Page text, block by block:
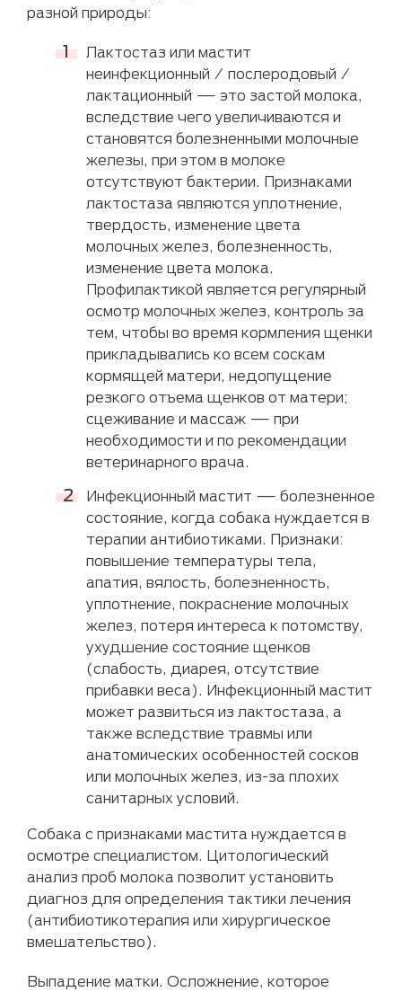
разной природы:
Лактостаз или мастит
неинфекционный / послеродовый /
лактационный — это застой молока,
вследствие чего увеличиваются и
становятся болезненными молочные
железы, при этом в молоке
отсутствуют бактерии. Признаками
лактостаза являются уплотнение,
твердость, изменение цвета
молочных желез, болезненность,
изменение цвета молока.
Профилактикой является регулярный
осмотр молочных желез, контроль за
тем, чтобы во время кормления щенки
прикладывались ко всем соскам
кормящей матери, недопущение
резкого отъема щенков от матери;
сцеживание и массаж — при
необходимости и по рекомендации
ветеринарного врача.
Инфекционный мастит — болезненное
состояние, когда собака нуждается в
терапии антибиотиками. Признаки:
повышение температуры тела,
апатия, вялость, болезненность,
уплотнение, покраснение молочных
желез, потеря интереса к потомству,
ухудшение состояние щенков
(слабость, диарея, отсутствие
прибавки веса). Инфекционный мастит
может развиться из лактостаза, а
также вследствие травмы или
анатомических особенностей сосков
или молочных желез, из-за плохих
санитарных условий.
Собака с признаками мастита нуждается в
осмотре специалистом. Цитологический
анализ проб молока позволит установить
диагноз для определения тактики лечения
(антибиотикотерапия или хирургическое
вмешательство).
Выпадение матки. Осложнение, которое